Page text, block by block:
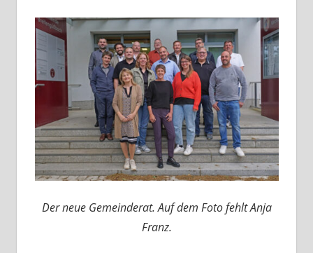
Der neue Gemeinderat. Auf dem Foto fehlt Anja
Franz.